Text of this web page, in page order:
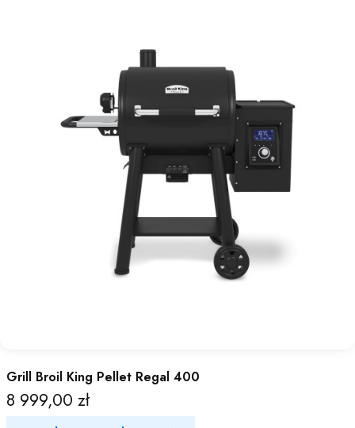
Grill Broil King Pellet Regal 400
Cena
8 999,00 zł